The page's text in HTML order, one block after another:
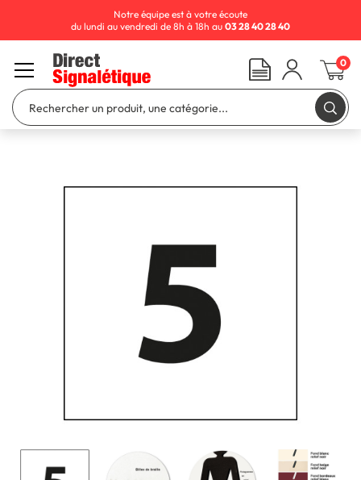
Notre équipe est à votre écoute
du lundi au vendredi de 8h à 18h au 03 28 40 28 40
0